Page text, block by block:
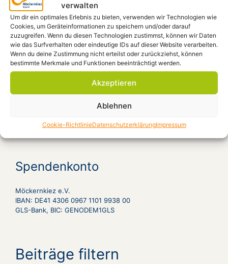
verwalten
Um dir ein optimales Erlebnis zu bieten, verwenden wir Technologien wie
Cookies, um Geräteinformationen zu speichern und/oder darauf
zuzugreifen. Wenn du diesen Technologien zustimmst, können wir Daten
wie das Surfverhalten oder eindeutige IDs auf dieser Website verarbeiten.
Wenn du deine Zustimmung nicht erteilst oder zurückziehst, können
bestimmte Merkmale und Funktionen beeinträchtigt werden.
Akzeptieren
Ablehnen
Cookie-RichtlinieDatenschutzerklärungImpressum
seinem GrabOrt:
Aug. 20, 18:30Zum 30. Todestag von Rio
Reiser – Gymmick auf dem Kiezplatz Ort:
Kiezplatz
Aug. 22, 18:00Radioeins Parkfest im
Ort:
Aug. 23, 18:00Film: „Gundalena von
Weizsäcker geb. Wille – Ein Leben im 20.
Jahrhundert“ D 2009, 90 Minuten
Ort: Forum
Spendenkonto
Möckernkiez e.V.
IBAN: DE41 4306 0967 1101 9938 00
GLS-Bank, BIC: GENODEM1GLS
Beiträge filtern